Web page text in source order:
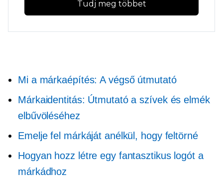
Tudj meg többet
Mi a márkaépítés: A végső útmutató
Márkaidentitás: Útmutató a szívek és elmék
elbűvöléséhez
Emelje fel márkáját anélkül, hogy feltörné
Hogyan hozz létre egy fantasztikus logót a
márkádhoz